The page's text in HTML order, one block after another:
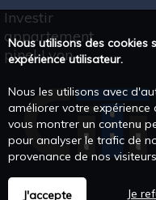
Investir
appartement
pinel Lyon
Nous utilisons des cookies
expérience utilisateur.
Nous les utilisons avec
améliorer votre
vous montrer un contenu
pour analyser le trafic de
provenance de nos
J'accepte Je